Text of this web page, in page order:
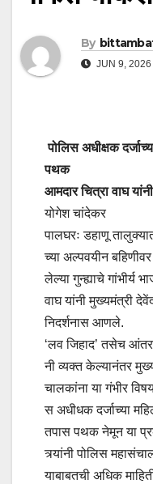
By
JUN 9, 2026
पोलिस अधीक्षक
पथक
आमदार चित्रा वाघ
योगेश चांदेकर
पालघरः डहाणू
च्या अल्पवयीन
लेल्या गुन्ह्याचे गांभीर्य
वाघ यांनी मुख्यमंत्री
निदर्शनास आणले.
‘लव जिहाद’ तसेच
नी व्यक्त केल्यानंतर
चालकांना या गंभीर
स अधीधक दर्जाच्या
तपास पथक नेमून या
त्र्यांनी पोलिस
याबाबतची अधिक